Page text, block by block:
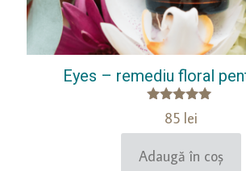
Eyes – remediu floral
Evaluat la
5.00
din 5
85 lei
Adaugă în coș